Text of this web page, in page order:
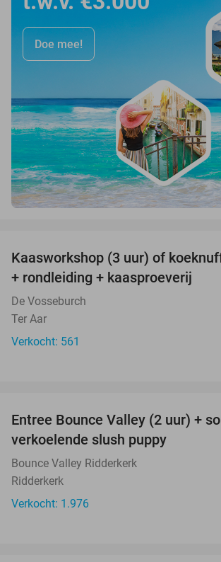
Doe mee!
Kaasworkshop (3 uur) of
+ rondleiding + kaasproeverij
De Vosseburch
Ter Aar
Verkocht: 561
Entree Bounce Valley (2 uur) +
verkoelende slush puppy
Bounce Valley Ridderkerk
Ridderkerk
Verkocht: 1.976